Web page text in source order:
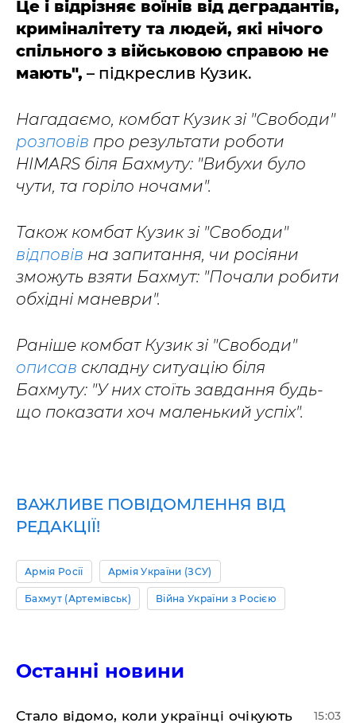
Це і відрізняє воїнів від деградантів,
криміналітету та людей, які нічого
спільного з військовою справою не
мають", – підкреслив Кузик.
Нагадаємо, комбат Кузик зі "Свободи"
розповів про результати роботи
HIMARS біля Бахмуту: "Вибухи було
чути, та горіло ночами".
Також комбат Кузик зі "Свободи"
відповів на запитання, чи росіяни
зможуть взяти Бахмут: "Почали робити
обхідні маневри".
Раніше комбат Кузик зі "Свободи"
описав складну ситуацію біля
Бахмуту: "У них стоїть завдання будь-
що показати хоч маленький успіх".
ВАЖЛИВЕ ПОВІДОМЛЕННЯ ВІД
РЕДАКЦІЇ!
Армія Росії Армія України (ЗСУ)
Бахмут (Артемівськ) Війна України з Росією
Останні новини
Стало відомо, коли українці очікують 15:03